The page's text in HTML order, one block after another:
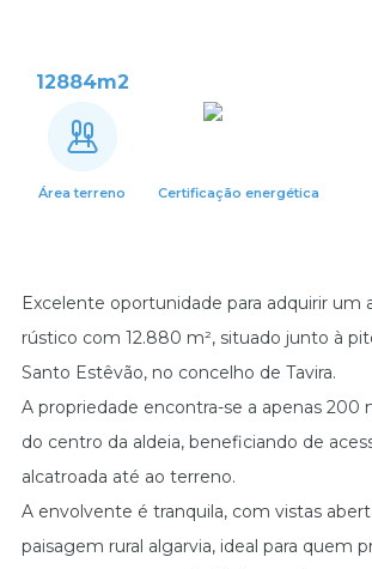
12884m2
Área terreno Certificação energética
Excelente oportunidade para adquirir um
rústico com 12.880 m², situado junto à
Santo Estêvão, no concelho de Tavira.
A propriedade encontra-se a apenas 200
do centro da aldeia, beneficiando de
alcatroada até ao terreno.
A envolvente é tranquila, com vistas
paisagem rural algarvia, ideal para quem